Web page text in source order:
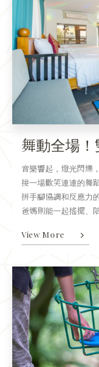
舞動全場
音樂響起，燈光閃爍
接一場歡笑連連的舞
拼手腳協調和反應力
爸媽則能一起搖擺、
View More